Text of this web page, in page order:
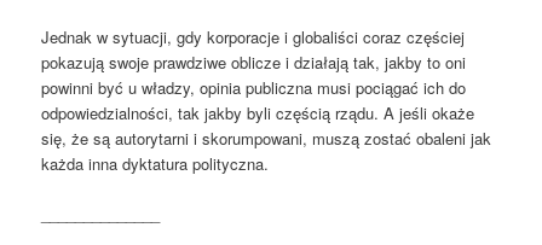
Jednak w sytuacji, gdy korporacje i globaliści coraz częściej
pokazują swoje prawdziwe oblicze i działają tak, jakby to oni
powinni być u władzy, opinia publiczna musi pociągać ich do
odpowiedzialności, tak jakby byli częścią rządu. A jeśli okaże
się, że są autorytarni i skorumpowani, muszą zostać obaleni jak
każda inna dyktatura polityczna.